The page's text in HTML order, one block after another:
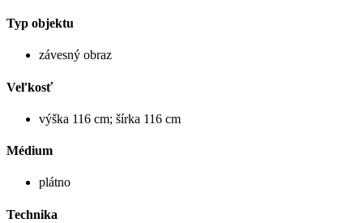
Typ objektu
závesný obraz
Veľkosť
výška 116 cm; šírka 116 cm
Médium
plátno
Technika